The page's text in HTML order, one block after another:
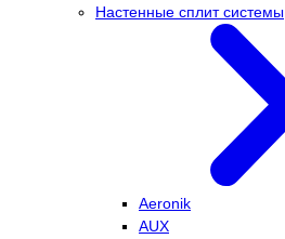
Настенные сплит системы
Aeronik
AUX